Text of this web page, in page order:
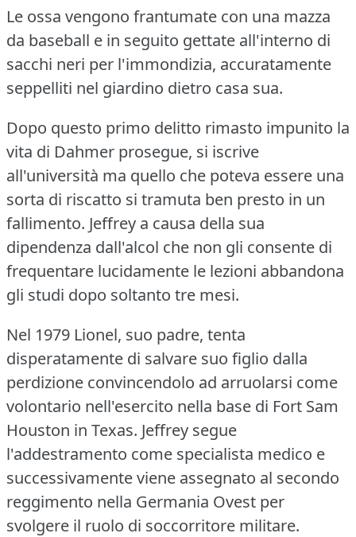
Le ossa vengono frantumate con una mazza
da baseball e in seguito gettate all'interno di
sacchi neri per l'immondizia, accuratamente
seppelliti nel giardino dietro casa sua.
Dopo questo primo delitto rimasto impunito la
vita di Dahmer prosegue, si iscrive
all'università ma quello che poteva essere una
sorta di riscatto si tramuta ben presto in un
fallimento. Jeffrey a causa della sua
dipendenza dall'alcol che non gli consente di
frequentare lucidamente le lezioni abbandona
gli studi dopo soltanto tre mesi.
Nel 1979 Lionel, suo padre, tenta
disperatamente di salvare suo figlio dalla
perdizione convincendolo ad arruolarsi come
volontario nell'esercito nella base di Fort Sam
Houston in Texas. Jeffrey segue
l'addestramento come specialista medico e
successivamente viene assegnato al secondo
reggimento nella Germania Ovest per
svolgere il ruolo di soccorritore militare.